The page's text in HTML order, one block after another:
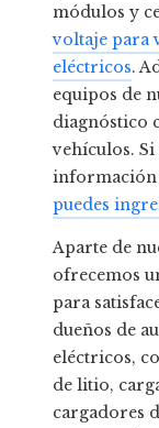
módulos y
voltaje para
eléctricos.
equipos de
diagnóstico
vehículos.
información
puedes
Aparte de
ofrecemos
para
dueños de
eléctricos,
de litio,
cargadores